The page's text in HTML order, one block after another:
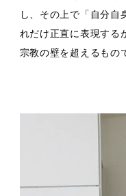
し、その上で「自分自
れだけ正直に表現する
宗教の壁を超えるもの